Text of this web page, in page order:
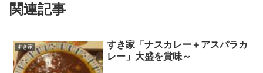
関連記事
すき家
すき家「ナスカレー＋アスパラカ
レー」大盛を賞味～